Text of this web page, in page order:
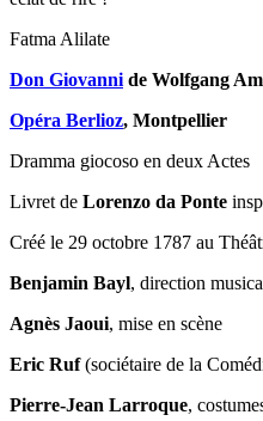
Fatma Alilate
Don Giovanni de Wolfgang
Opéra Berlioz, Montpellier
Dramma giocoso en deux Actes
Livret de Lorenzo da Ponte
Créé le 29 octobre 1787 au
Benjamin Bayl, direction
Agnès Jaoui, mise en scène
Eric Ruf(sociétaire de la
Pierre-Jean Larroque,